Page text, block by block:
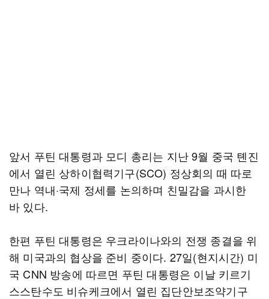
앞서 푸틴 대통령과 모디 총리는 지난 9월 중국 톈진
에서 열린 상하이협력기구(SCO) 정상회의 때 따로
만나 역내·국제 정세를 논의하며 친밀감을 과시한
바 있다.
한편 푸틴 대통령은 우크라이나와의 전쟁 종결을 위
해 미국과의 협상을 준비 중이다. 27일(현지시간) 미
국 CNN 방송에 따르면 푸틴 대통령은 이날 키르기
스스탄수도 비슈케크에서 열린 집단안보조약기구